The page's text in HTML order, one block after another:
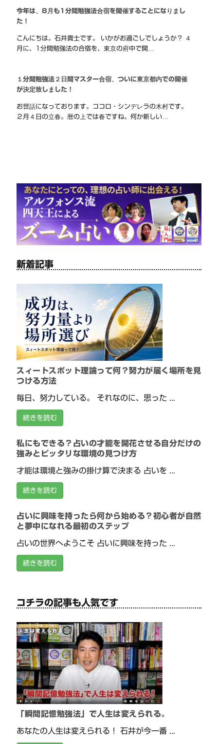
今年は、8月も1分間勉強法合宿を開催することになりまし
た！
こんにちは。石井貴士です。 いかがお過ごしでしょうか？ ４
月に、1分間勉強法の合宿を、東京の府中で開…
１分間勉強法２日間マスター合宿、ついに東京都内での開催
が決定致しました！
お世話になっております。ココロ・シンデレラの木村です。
２月４日の立春。暦の上では春ですね。何か新しい…
新着記事
スィートスポット理論って何？努力が届く場所を見
つける方法
毎日、努力している。 それなのに、思った ...
続きを読む
私にもできる？占いの才能を開花させる自分だけの
強みとピッタリな環境の見つけ方
才能は環境と強みの掛け算で決まる 占いを ...
続きを読む
占いに興味を持ったら何から始める？初心者が自然
と夢中になれる最初のステップ
占いの世界へようこそ 占いに興味を持った ...
続きを読む
コチラの記事も人気です
「瞬間記憶勉強法」で人生は変えられる。
あなたの人生は変えられる！ 石井が今一番 ...